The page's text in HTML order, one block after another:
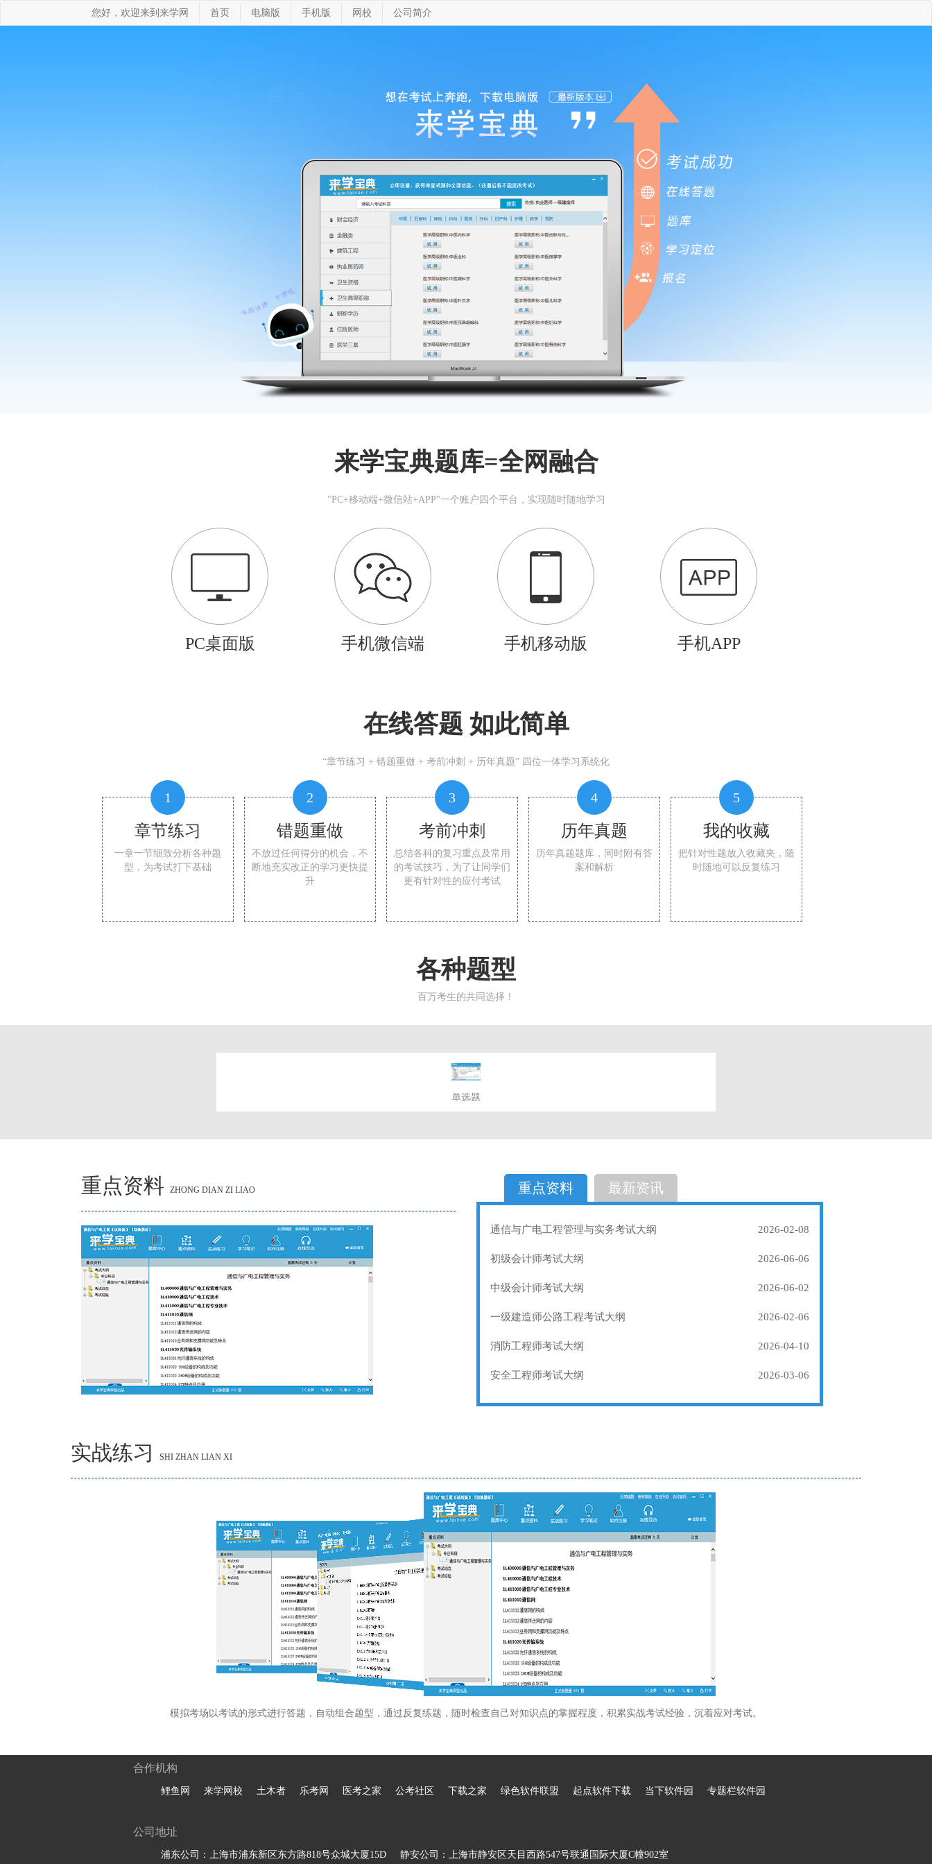
您好，欢迎来到来学网 首页 电脑版 手机版 网校 公司简介
来学宝典题库=全网融合
"PC+移动端+微信站+APP"一个账户四个平台，实现随时随地学习
PC桌面版 手机微信端 手机移动版 手机APP
在线答题 如此简单
“章节练习 + 错题重做 + 考前冲刺 + 历年真题” 四位一体学习系统化
1
章节练习
一章一节细致分析各种题
型，为考试打下基础
2
错题重做
不放过任何得分的机会，不
断地充实改正的学习更快提
升
3
考前冲刺
总结各科的复习重点及常用
的考试技巧，为了让同学们
更有针对性的应付考试
4
历年真题
历年真题题库，同时附有答
案和解析
5
我的收藏
把针对性题放入收藏夹，随
时随地可以反复练习
各种题型
百万考生的共同选择！
单选题
选择题
重点资料 ZHONG DIAN ZI LIAO 重点资料 最新资讯
通信与广电工程管理与实务考试大纲 2026-02-08
初级会计师考试大纲 2026-06-06
中级会计师考试大纲 2026-06-02
一级建造师公路工程考试大纲 2026-02-06
消防工程师考试大纲 2026-04-10
安全工程师考试大纲 2026-03-06
实战练习 SHI ZHAN LIAN XI
模拟考场以考试的形式进行答题，自动组合题型，通过反复练题，随时检查自己对知识点的掌握程度，积累实战考试经验，沉着应对考试。
合作机构
鲤鱼网 来学网校 土木者 乐考网 医考之家 公考社区 下载之家 绿色软件联盟 起点软件下载 当下软件园 专题栏软件园
公司地址
浦东公司：上海市浦东新区东方路818号众城大厦15D 静安公司：上海市静安区天目西路547号联通国际大厦C幢902室